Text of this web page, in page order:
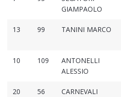
GIAMPAOLO
13 99 TANINI MARCO
10 109
ANTONELLI
ALESSIO
20 56
CARNEVALI